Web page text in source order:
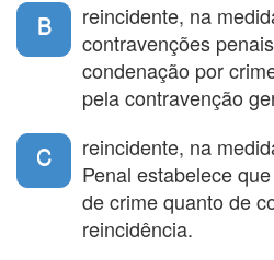
B
reincidente, na
contravenções
condenação por
pela contravenção
C
reincidente, na
Penal estabelece
de crime quanto de
reincidência.